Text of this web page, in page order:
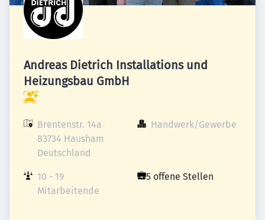
Andreas Dietrich Installations und
Heizungsbau GmbH
Brentenstr. 14a
83734 Hausham
Deutschland
Handwerk/Gewerbe
10 - 19
Mitarbeitende
5 offene Stellen